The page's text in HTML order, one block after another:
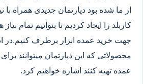
از ما شده بود دپارتمان جدیدی همراه با
کاربلد را ایجاد کردیم تا بتوانیم تمام
جهت خرید عمده ابزار برطرف کنیم.در
محصولاتی که این دپارتمان میتوانند
عمده تهیه کنند اشاره خواهیم کرد.